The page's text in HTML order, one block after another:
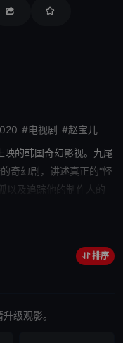
#电视剧 #赵宝儿
的韩国奇幻影视。 九尾
奇幻剧，讲述真正的“怪
以及追踪他的制作人 的
排序
级观影。